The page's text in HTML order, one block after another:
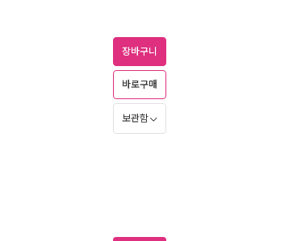
장바구니
바로구매
보관함